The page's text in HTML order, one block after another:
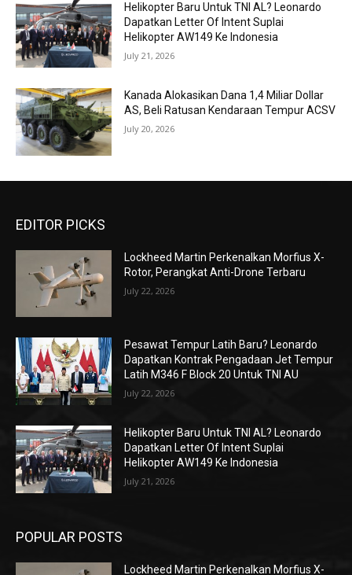
Helikopter Baru Untuk TNI AL? Leonardo
Dapatkan Letter Of Intent Suplai
Helikopter AW149 Ke Indonesia
July 21, 2026
Kanada Alokasikan Dana 1,4 Miliar Dollar
AS, Beli Ratusan Kendaraan Tempur ACSV
July 20, 2026
EDITOR PICKS
Lockheed Martin Perkenalkan Morfius X-
Rotor, Perangkat Anti-Drone Terbaru
July 22, 2026
Pesawat Tempur Latih Baru? Leonardo
Dapatkan Kontrak Pengadaan Jet Tempur
Latih M346 F Block 20 Untuk TNI AU
July 22, 2026
Helikopter Baru Untuk TNI AL? Leonardo
Dapatkan Letter Of Intent Suplai
Helikopter AW149 Ke Indonesia
July 21, 2026
POPULAR POSTS
Lockheed Martin Perkenalkan Morfius X-